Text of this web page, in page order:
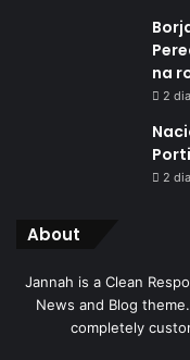
na
2
2
About
Jannah is a Clean
News and Blog
completely